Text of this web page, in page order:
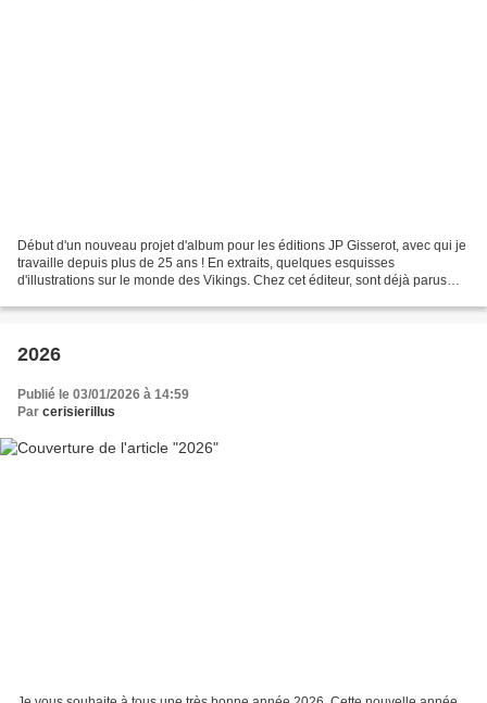
Début d'un nouveau projet d'album pour les éditions JP Gisserot, avec qui je
travaille depuis plus de 25 ans ! En extraits, quelques esquisses
d'illustrations sur le monde des Vikings. Chez cet éditeur, sont déjà parus
2026
Publié le 03/01/2026 à 14:59
Par cerisierillus